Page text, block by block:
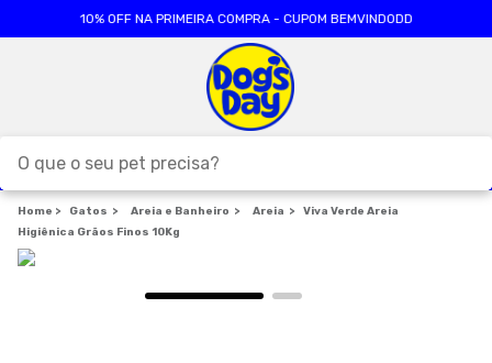
10% OFF NA PRIMEIRA COMPRA - CUPOM BEMVINDODD
Gatos Areia e Banheiro Areia
Viva Verde Areia
Higiênica Grãos Finos 10Kg
TERMOS MAIS BUSCADOS